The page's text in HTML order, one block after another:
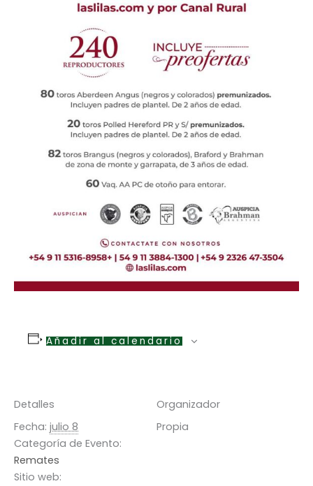
Añadir al calendario
Detalles
Fecha: julio 8
Categoría de Evento:
Remates
Sitio web:
Organizador
Propia